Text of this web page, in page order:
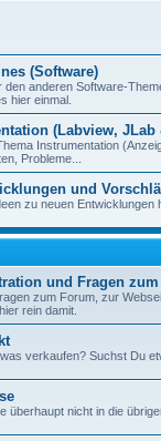
(Software)
den anderen Software-
hier einmal.
(Labview, JLab
Instrumentation
Probleme...
und
zu neuen Entwicklungen
und Fragen
zum Forum, zur
rein damit.
verkaufen? Suchst Du
überhaupt nicht in die